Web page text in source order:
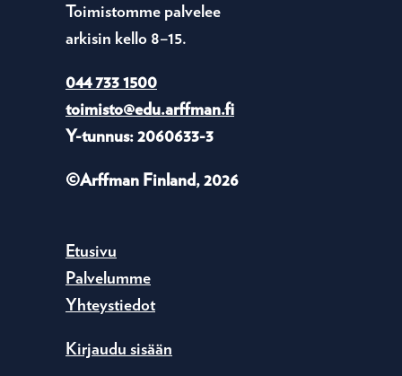
Toimistomme palvelee
arkisin kello 8–15.
044 733 1500
toimisto@edu.arffman.fi
Y-tunnus: 2060633-3
©Arffman Finland, 2026
Etusivu
Palvelumme
Yhteystiedot
Kirjaudu sisään